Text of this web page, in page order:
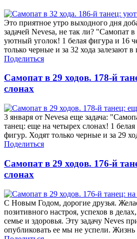
Это приятное утро выходного дня
задачей Nevesa, не так ли? "Самопат
уютный уголок! 1 белая фигура и 16
только черные и за 32 хода залезают в
Поделиться
Самопат в 29 ходов. 178-й
слонах
3 января от Nevesa еще задача:
танец: еще на четырех слонах! 1
фигур. Ходят только черные и за 29
Поделиться
Самопат в 29 ходов. 176-й
слонах
С Новым Годом, дорогие друзья.
позитивного настроя, успехов в
семье и здоровья. Эту задачу Neves
опубликовать ее мы не успели. Жизнь